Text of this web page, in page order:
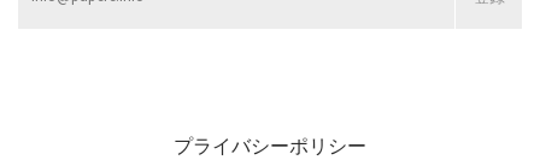
プライバシーポリシー